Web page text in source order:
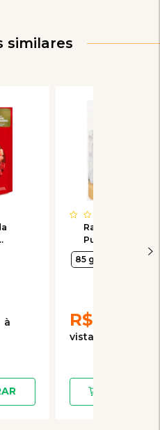
similares
Ração Úmida
Purina Fancy
Feast Sachê
Casserole com
85 g
R$